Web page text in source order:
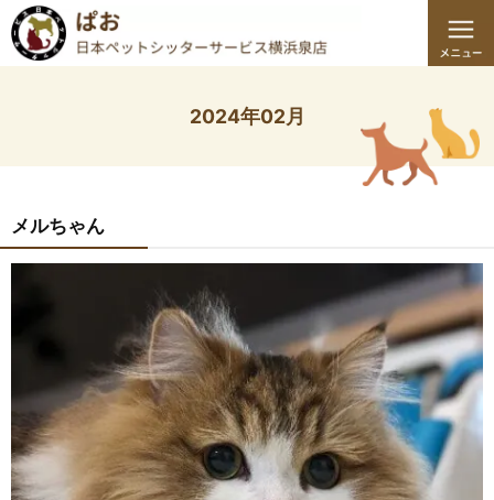
2024年02月
メルちゃん